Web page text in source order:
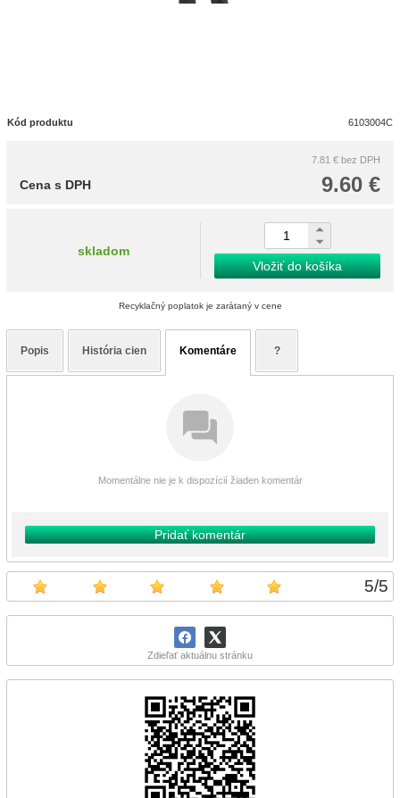
5/5
Zdieľať aktuálnu stránku
Kód produktu 6103004C
7.81 € bez DPH
9.60 €
Cena s DPH
skladom
Vložiť do košíka
Recyklačný poplatok je zarátaný v cene
Popis História cien Komentáre ?
Momentálne nie je k dispozícií žiaden komentár
Pridať komentár